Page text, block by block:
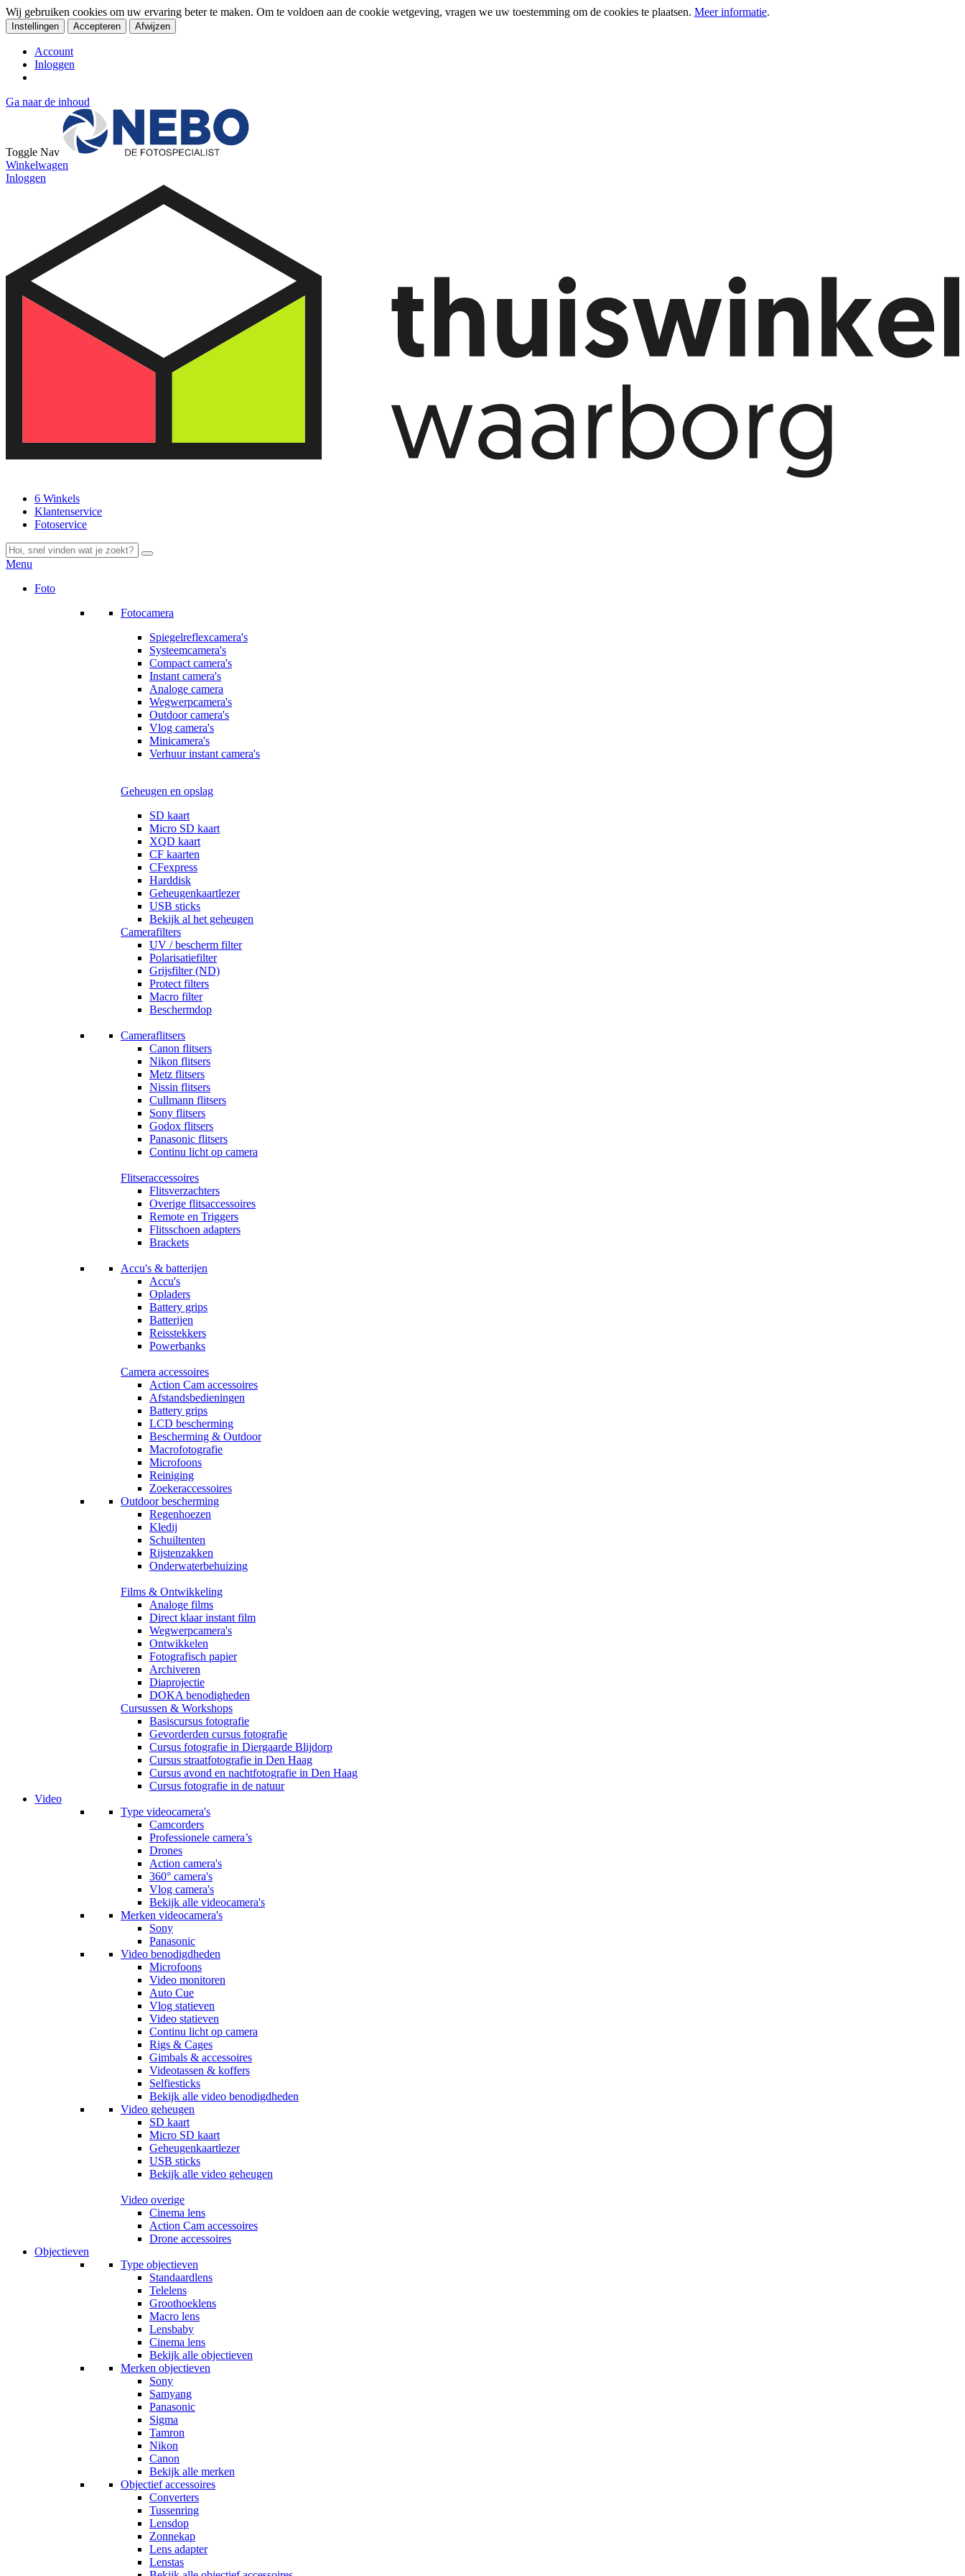
Wij gebruiken cookies om uw ervaring beter te maken. Om te voldoen aan de cookie wetgeving, vragen we uw toestemming om de cookies te plaatsen. Meer informatie.
Instellingen Accepteren Afwijzen
Account
Inloggen
Ga naar de inhoud
Toggle Nav
Winkelwagen
Inloggen
6 Winkels
Klantenservice
Fotoservice
Menu
Foto
Fotocamera
Spiegelreflexcamera's
Systeemcamera's
Compact camera's
Instant camera's
Analoge camera
Wegwerpcamera's
Outdoor camera's
Vlog camera's
Minicamera's
Verhuur instant camera's
Geheugen en opslag
SD kaart
Micro SD kaart
XQD kaart
CF kaarten
CFexpress
Harddisk
Geheugenkaartlezer
USB sticks
Bekijk al het geheugen
Camerafilters
UV / bescherm filter
Polarisatiefilter
Grijsfilter (ND)
Protect filters
Macro filter
Beschermdop
Cameraflitsers
Canon flitsers
Nikon flitsers
Metz flitsers
Nissin flitsers
Cullmann flitsers
Sony flitsers
Godox flitsers
Panasonic flitsers
Continu licht op camera
Flitseraccessoires
Flitsverzachters
Overige flitsaccessoires
Remote en Triggers
Flitsschoen adapters
Brackets
Accu's & batterijen
Accu's
Opladers
Battery grips
Batterijen
Reisstekkers
Powerbanks
Camera accessoires
Action Cam accessoires
Afstandsbedieningen
Battery grips
LCD bescherming
Bescherming & Outdoor
Macrofotografie
Microfoons
Reiniging
Zoekeraccessoires
Outdoor bescherming
Regenhoezen
Kledij
Schuiltenten
Rijstenzakken
Onderwaterbehuizing
Films & Ontwikkeling
Analoge films
Direct klaar instant film
Wegwerpcamera's
Ontwikkelen
Fotografisch papier
Archiveren
Diaprojectie
DOKA benodigheden
Cursussen & Workshops
Basiscursus fotografie
Gevorderden cursus fotografie
Cursus fotografie in Diergaarde Blijdorp
Cursus straatfotografie in Den Haag
Cursus avond en nachtfotografie in Den Haag
Cursus fotografie in de natuur
Video
Type videocamera's
Camcorders
Professionele camera’s
Drones
Action camera's
360° camera's
Vlog camera's
Bekijk alle videocamera's
Merken videocamera's
Sony
Panasonic
Video benodigdheden
Microfoons
Video monitoren
Auto Cue
Vlog statieven
Video statieven
Continu licht op camera
Rigs & Cages
Gimbals & accessoires
Videotassen & koffers
Selfiesticks
Bekijk alle video benodigdheden
Video geheugen
SD kaart
Micro SD kaart
Geheugenkaartlezer
USB sticks
Bekijk alle video geheugen
Video overige
Cinema lens
Action Cam accessoires
Drone accessoires
Objectieven
Type objectieven
Standaardlens
Telelens
Groothoeklens
Macro lens
Lensbaby
Cinema lens
Bekijk alle objectieven
Merken objectieven
Sony
Samyang
Panasonic
Sigma
Tamron
Nikon
Canon
Bekijk alle merken
Objectief accessoires
Converters
Tussenring
Lensdop
Zonnekap
Lens adapter
Lenstas